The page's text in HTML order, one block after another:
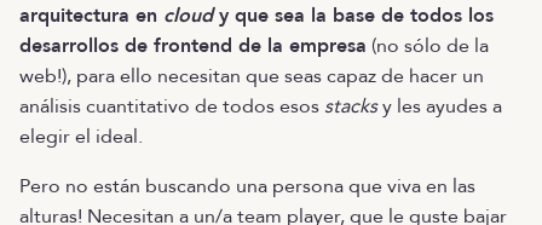
arquitectura en cloudy que sea la base de todos los
desarrollos de frontend de la empresa (no sólo de la
web!), para ello necesitan que seas capaz de hacer un
análisis cuantitativo de todos esos stacksy les ayudes a
elegir el ideal.
Pero no están buscando una persona que viva en las
alturas! Necesitan a un/a team player, que le guste bajar